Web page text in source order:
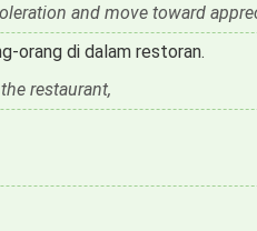
and move toward
orang di dalam restoran.
restaurant,